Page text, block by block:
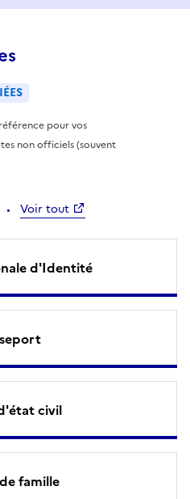
pour vos
non officiels (souvent
Voir tout
d'Identité
civil
famille